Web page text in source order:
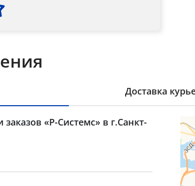
Доставка
«Р-Системс» в г.Санкт-